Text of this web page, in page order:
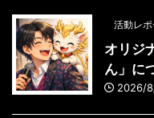
活動レポ
オリジ
ん」に
2026/